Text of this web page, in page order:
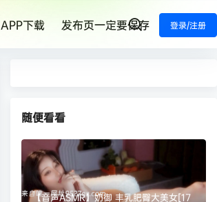
登录/注册
APP下载 发布页一定要保存
随便看看
【音声ASMR】奶御 丰乳肥臀大美女[17